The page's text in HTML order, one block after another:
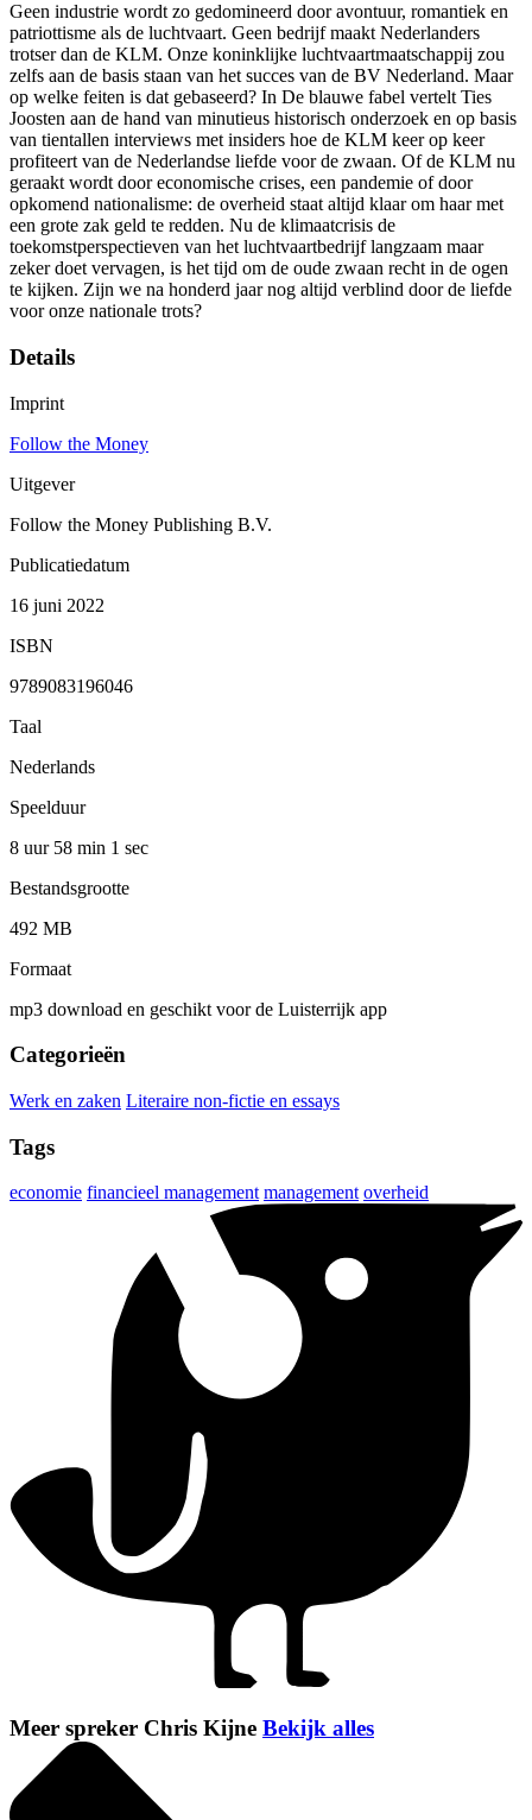
Geen industrie wordt zo gedomineerd door avontuur, romantiek en
patriottisme als de luchtvaart. Geen bedrijf maakt Nederlanders
trotser dan de KLM. Onze koninklijke luchtvaartmaatschappij zou
zelfs aan de basis staan van het succes van de BV Nederland. Maar
op welke feiten is dat gebaseerd? In De blauwe fabel vertelt Ties
Joosten aan de hand van minutieus historisch onderzoek en op basis
van tientallen interviews met insiders hoe de KLM keer op keer
profiteert van de Nederlandse liefde voor de zwaan. Of de KLM nu
geraakt wordt door economische crises, een pandemie of door
opkomend nationalisme: de overheid staat altijd klaar om haar met
een grote zak geld te redden. Nu de klimaatcrisis de
toekomstperspectieven van het luchtvaartbedrijf langzaam maar
zeker doet vervagen, is het tijd om de oude zwaan recht in de ogen
te kijken. Zijn we na honderd jaar nog altijd verblind door de liefde
voor onze nationale trots?
Details
Imprint
Follow the Money
Uitgever
Follow the Money Publishing B.V.
Publicatiedatum
16 juni 2022
ISBN
9789083196046
Taal
Nederlands
Speelduur
8 uur 58 min 1 sec
Bestandsgrootte
492 MB
Formaat
mp3 download en geschikt voor de Luisterrijk app
Categorieën
Werk en zaken Literaire non-fictie en essays
Tags
economie financieel management management overheid
Meer spreker Chris Kijne Bekijk alles